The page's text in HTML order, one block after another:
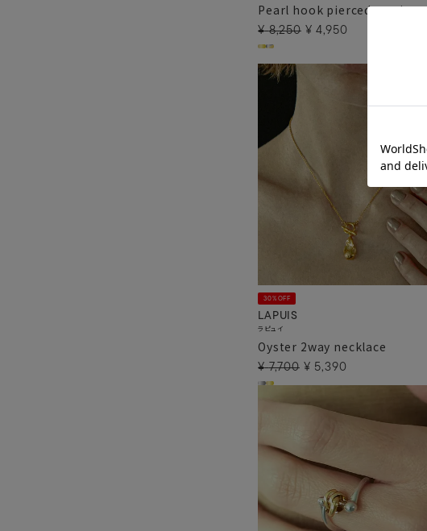
Pearl hook pierced earrings
¥ 8,250 ¥ 4,950
30%OFF
LAPUIS
ラピュイ
Oyster 2way necklace
¥ 7,700 ¥ 5,390